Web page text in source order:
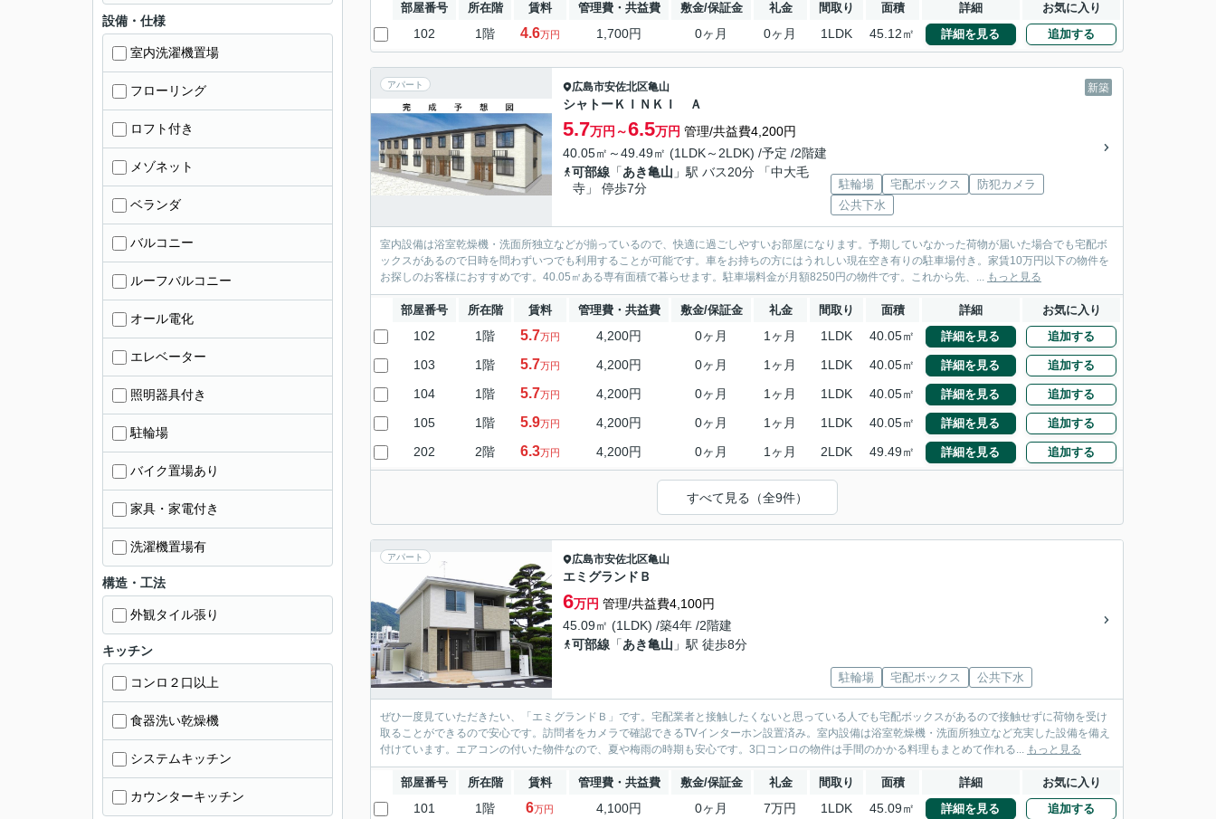
部屋番号 所在階 賃料 管理費・共益費 敷金/保証金 礼金 間取り 面積 詳細 お気に入り
102 1階 4.6万円 1,700円 0ヶ月 0ヶ月 1LDK 45.12㎡ 詳細を見る 追加する
アパート 新築
広島市安佐北区亀山
シャトーＫＩＮＫＩ Ａ
5.7万円～6.5万円 管理/共益費4,200円
40.05㎡～49.49㎡ (1LDK～2LDK) /予定 /2階建
可部線 「あき亀山 」駅 バス20分 「中大毛
寺」 停歩7分
駐輪場 宅配ボックス
防犯カメラ
公共下水
室内設備は浴室乾燥機・洗面所独立などが揃っているので、快適に過ごしやすいお部屋になります。予期していなかった荷物が届いた場合でも宅配ボ
ックスがあるので日時を問わずいつでも利用することが可能です。車をお持ちの方にはうれしい現在空き有りの駐車場付き。家賃10万円以下の物件を
お探しのお客様におすすめです。40.05㎡ある専有面積で暮らせます。駐車場料金が月額8250円の物件です。これから先、... もっと見る
部屋番号 所在階 賃料 管理費・共益費 敷金/保証金 礼金 間取り 面積 詳細 お気に入り
102 1階 5.7万円 4,200円 0ヶ月 1ヶ月 1LDK 40.05㎡ 詳細を見る 追加する
103 1階 5.7万円 4,200円 0ヶ月 1ヶ月 1LDK 40.05㎡ 詳細を見る 追加する
104 1階 5.7万円 4,200円 0ヶ月 1ヶ月 1LDK 40.05㎡ 詳細を見る 追加する
105 1階 5.9万円 4,200円 0ヶ月 1ヶ月 1LDK 40.05㎡ 詳細を見る 追加する
202 2階 6.3万円 4,200円 0ヶ月 1ヶ月 2LDK 49.49㎡ 詳細を見る 追加する
すべて見る（全9件）
アパート 広島市安佐北区亀山
エミグランドＢ
6万円 管理/共益費4,100円
45.09㎡ (1LDK) /築4年 /2階建
可部線 「あき亀山 」駅 徒歩8分
駐輪場 宅配ボックス 公共下水
ぜひ一度見ていただきたい、「エミグランドＢ」です。宅配業者と接触したくないと思っている人でも宅配ボックスがあるので接触せずに荷物を受け
取ることができるので安心です。訪問者をカメラで確認できるTVインターホン設置済み。室内設備は浴室乾燥機・洗面所独立など充実した設備を備え
付けています。エアコンの付いた物件なので、夏や梅雨の時期も安心です。3口コンロの物件は手間のかかる料理もまとめて作れる... もっと見る
部屋番号 所在階 賃料 管理費・共益費 敷金/保証金 礼金 間取り 面積 詳細 お気に入り
101 1階 6万円 4,100円 0ヶ月 7万円 1LDK 45.09㎡ 詳細を見る 追加する
設備・仕様
室内洗濯機置場
フローリング
ロフト付き
メゾネット
ベランダ
バルコニー
ルーフバルコニー
オール電化
エレベーター
照明器具付き
駐輪場
バイク置場あり
家具・家電付き
洗濯機置場有
構造・工法
外観タイル張り
キッチン
コンロ２口以上
食器洗い乾燥機
システムキッチン
カウンターキッチン